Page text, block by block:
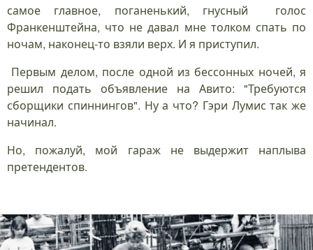
самое главное, поганенький, гнусный голос
Франкенштейна, что не давал мне толком спать по
ночам, наконец-то взяли верх. И я приступил.
Первым делом, после одной из бессонных ночей, я
решил подать объявление на Авито: "Требуются
сборщики спиннингов". Ну а что? Гэри Лумис так же
начинал.
Но, пожалуй, мой гараж не выдержит наплыва
претендентов.